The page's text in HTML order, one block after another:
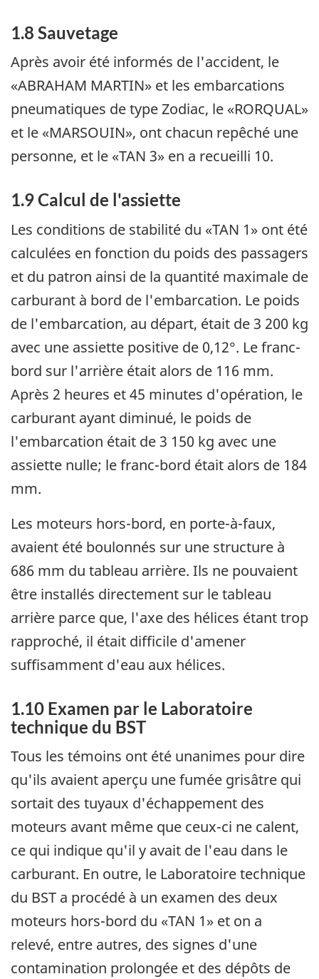
1.8 Sauvetage
Après avoir été informés de l'accident, le
«ABRAHAM MARTIN» et les embarcations
pneumatiques de type Zodiac, le «RORQUAL»
et le «MARSOUIN», ont chacun repêché une
personne, et le «TAN 3» en a recueilli 10.
1.9 Calcul de l'assiette
Les conditions de stabilité du «TAN 1» ont été
calculées en fonction du poids des passagers
et du patron ainsi de la quantité maximale de
carburant à bord de l'embarcation. Le poids
de l'embarcation, au départ, était de 3 200 kg
avec une assiette positive de 0,12°. Le franc-
bord sur l'arrière était alors de 116 mm.
Après 2 heures et 45 minutes d'opération, le
carburant ayant diminué, le poids de
l'embarcation était de 3 150 kg avec une
assiette nulle; le franc-bord était alors de 184
mm.
Les moteurs hors-bord, en porte-à-faux,
avaient été boulonnés sur une structure à
686 mm du tableau arrière. Ils ne pouvaient
être installés directement sur le tableau
arrière parce que, l'axe des hélices étant trop
rapproché, il était difficile d'amener
suffisamment d'eau aux hélices.
1.10 Examen par le Laboratoire
technique du BST
Tous les témoins ont été unanimes pour dire
qu'ils avaient aperçu une fumée grisâtre qui
sortait des tuyaux d'échappement des
moteurs avant même que ceux-ci ne calent,
ce qui indique qu'il y avait de l'eau dans le
carburant. En outre, le Laboratoire technique
du BST a procédé à un examen des deux
moteurs hors-bord du «TAN 1» et on a
relevé, entre autres, des signes d'une
contamination prolongée et des dépôts de